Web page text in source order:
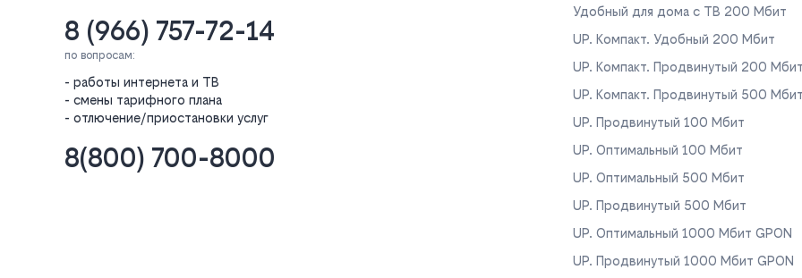
8 (966) 757-72-14
по вопросам:
- работы интернета и ТВ
- смены тарифного плана
- отлючение/приостановки услуг
8(800) 700-8000
Удобный для дома с ТВ 200 Мбит
UP. Компакт. Удобный 200 Мбит
UP. Компакт. Продвинутый 200 Мбит
UP. Компакт. Продвинутый 500 Мбит
UP. Продвинутый 100 Мбит
UP. Оптимальный 100 Мбит
UP. Оптимальный 500 Мбит
UP. Продвинутый 500 Мбит
UP. Оптимальный 1000 Мбит GPON
UP. Продвинутый 1000 Мбит GPON